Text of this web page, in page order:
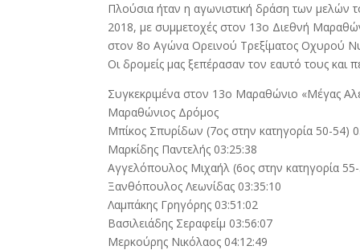
Πλούσια ήταν η αγωνιστική δράση των μελών
2018, με συμμετοχές στον 13ο Διεθνή
στον 8ο Αγώνα Ορεινού Τρεξίματος Οχυρού
Οι δρομείς μας ξεπέρασαν τον εαυτό τους και
Συγκεκριμένα στον 13ο Μαραθώνιο «Μέγας
Μαραθώνιος Δρόμος
Μπίκος Σπυρίδων (7ος στην κατηγορία 50-54)
Μαρκίδης Παντελής 03:25:38
Αγγελόπουλος Μιχαήλ (6ος στην κατηγορία
Ξανθόπουλος Λεωνίδας 03:35:10
Λαμπάκης Γρηγόρης 03:51:02
Βασιλειάδης Σεραφείμ 03:56:07
Μερκούρης Νικόλαος 04:12:49